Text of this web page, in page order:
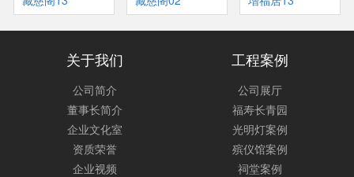
关于我们
公司简介
董事长简介
企业文化室
资质荣誉
企业视频
工程案例
公司展厅
福寿长青园
光明灯案例
殡仪馆案例
祠堂案例